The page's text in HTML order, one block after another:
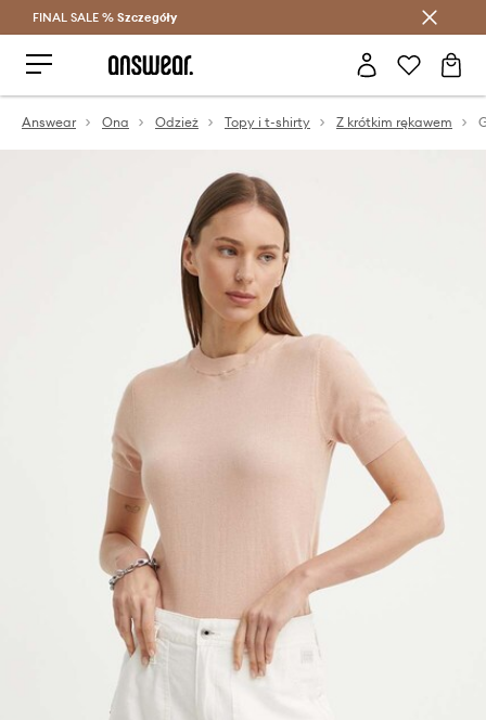
Oszczędzaj z Answear Club >
FINAL SALE % Szczegóły
Answear Ona Odzież Topy i t-shirty Z krótkim rękawem